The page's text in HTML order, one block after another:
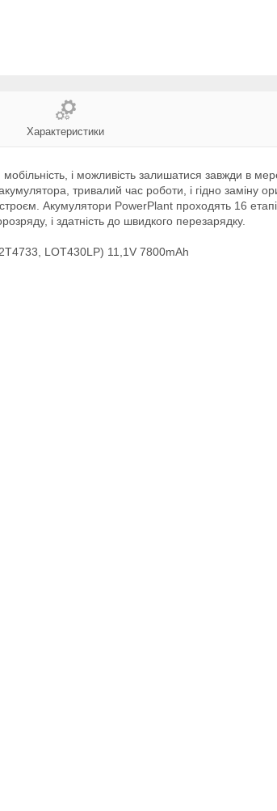
Характеристики
мобільність, і можливість залишатися завжди в
тривалий час роботи, і гідно заміну
Акумулятори PowerPlant проходять 16 етапів
і здатність до швидкого перезарядку.
LOT430LP) 11,1V 7800mAh